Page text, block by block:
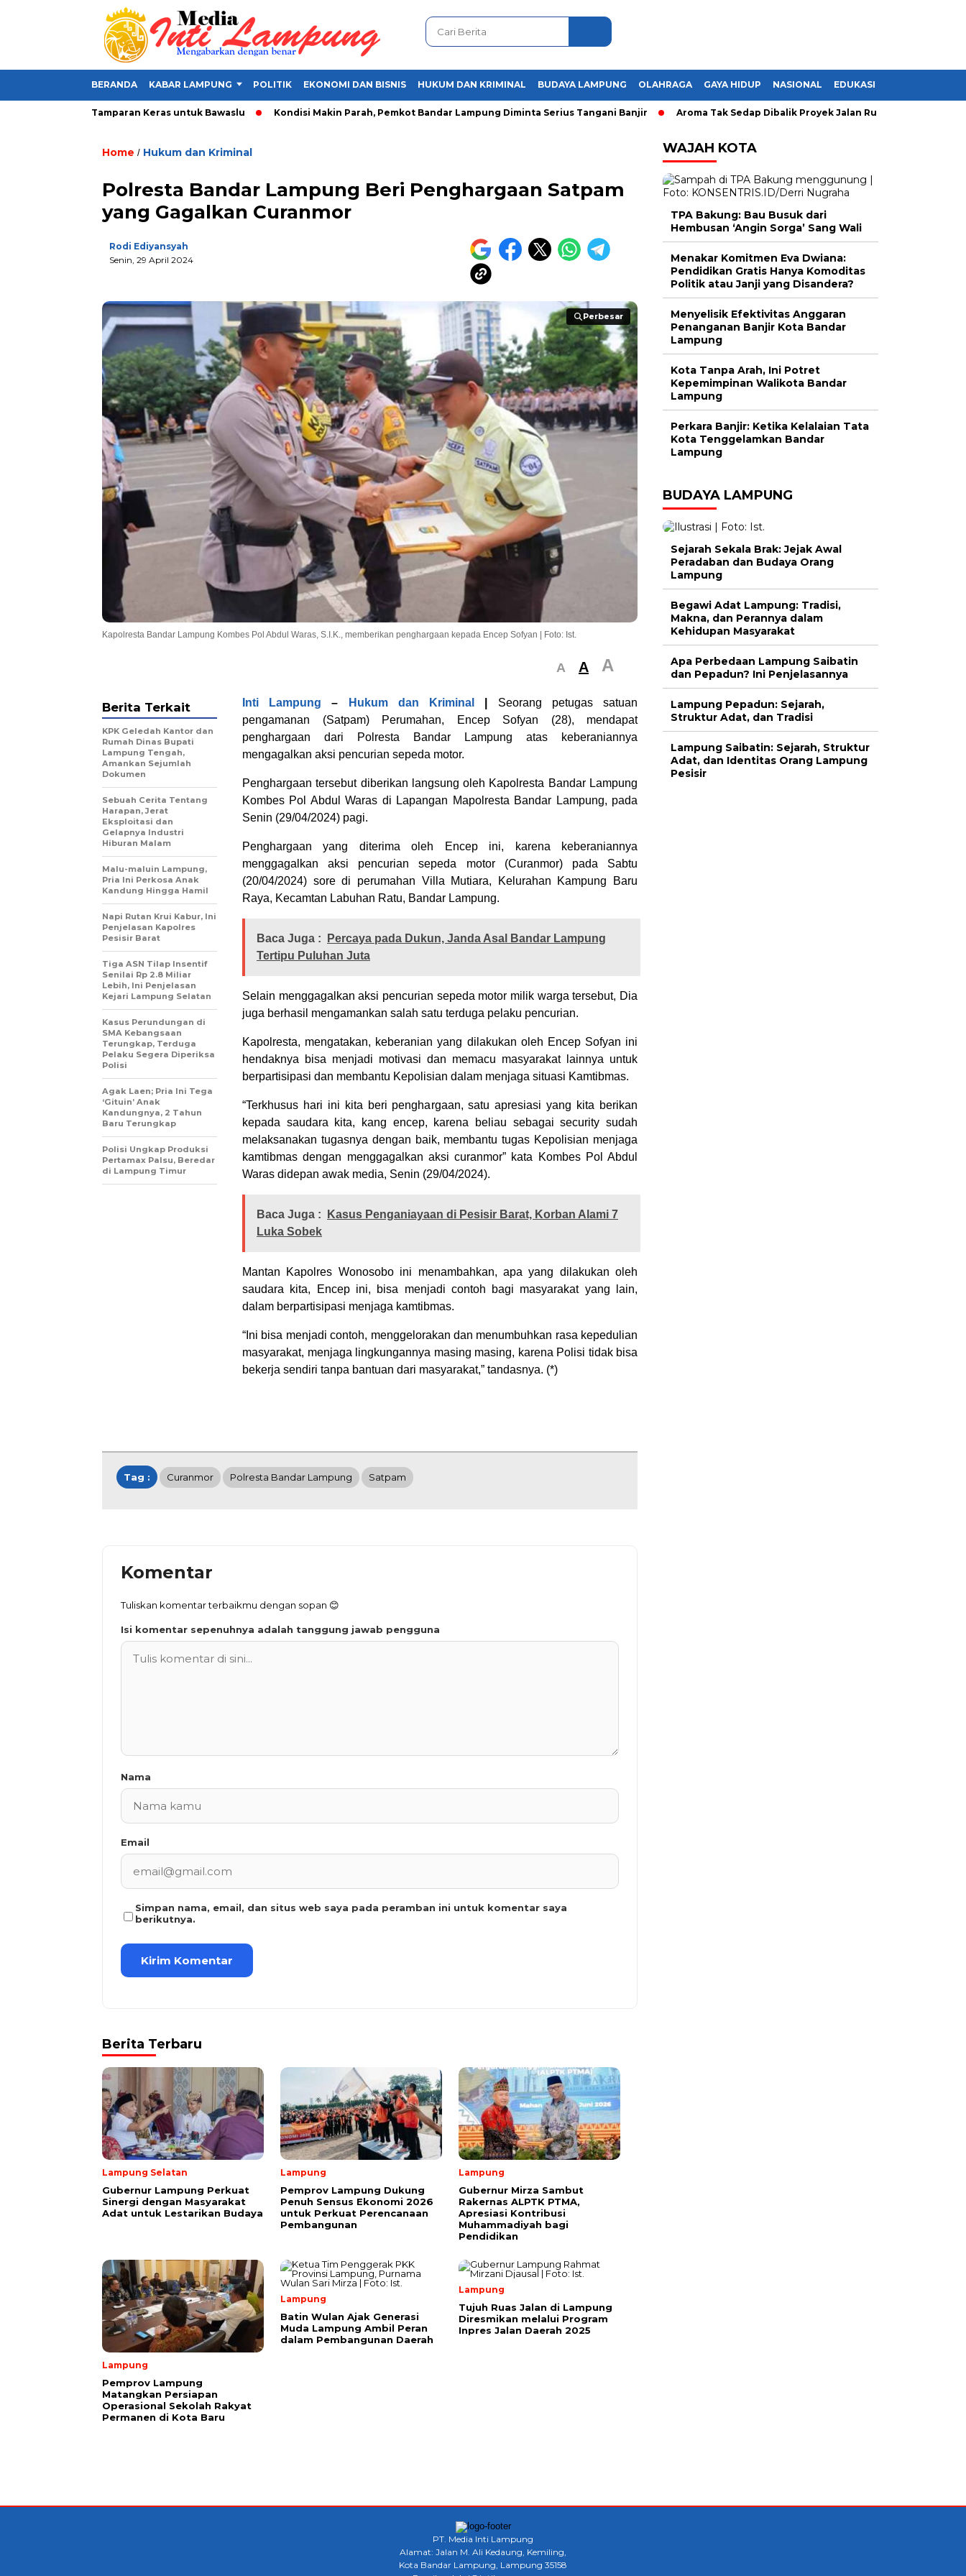
BERANDA KABAR LAMPUNG POLITIK EKONOMI DAN BISNIS HUKUM DAN KRIMINAL BUDAYA LAMPUNG OLAHRAGA GAYA HIDUP NASIONAL EDUKASI
Politik, Tamparan Keras untuk Bawaslu Kondisi Makin Parah, Pemkot Bandar Lampung Diminta Serius Tangani Banjir Aroma Tak Sedap Dibalik Proyek Jalan Rusak di Lampung,
Home / Hukum dan Kriminal
Polresta Bandar Lampung Beri Penghargaan Satpam
yang Gagalkan Curanmor
Rodi Ediyansyah
Senin, 29 April 2024
Perbesar
Perbesar
Kapolresta Bandar Lampung Kombes Pol Abdul Waras, S.I.K., memberikan penghargaan kepada Encep Sofyan | Foto: Ist.
A A A
Inti Lampung – Hukum dan Kriminal
Seorang petugas satuan
pengamanan (Satpam) Perumahan, Encep Sofyan (28), mendapat
penghargaan dari Polresta Bandar Lampung atas keberaniannya
mengagalkan aksi pencurian sepeda motor.
Penghargaan tersebut diberikan langsung oleh Kapolresta Bandar Lampung
Kombes Pol Abdul Waras di Lapangan Mapolresta Bandar Lampung, pada
Senin (29/04/2024) pagi.
Penghargaan yang diterima oleh Encep ini, karena keberaniannya
menggagalkan aksi pencurian sepeda motor (Curanmor) pada Sabtu
(20/04/2024) sore di perumahan Villa Mutiara, Kelurahan Kampung Baru
Raya, Kecamtan Labuhan Ratu, Bandar Lampung.
Baca Juga :
Percaya pada Dukun, Janda Asal Bandar Lampung
Tertipu Puluhan Juta
Selain menggagalkan aksi pencurian sepeda motor milik warga tersebut, Dia
juga berhasil mengamankan salah satu terduga pelaku pencurian.
Kapolresta, mengatakan, keberanian yang dilakukan oleh Encep Sofyan ini
hendaknya bisa menjadi motivasi dan memacu masyarakat lainnya untuk
berpartisipasi dan membantu Kepolisian dalam menjaga situasi Kamtibmas.
“Terkhusus hari ini kita beri penghargaan, satu apresiasi yang kita berikan
kepada saudara kita, kang encep, karena beliau sebagai security sudah
melaksanakan tugasnya dengan baik, membantu tugas Kepolisian menjaga
kamtibmas dengan menggagalkan aksi curanmor” kata Kombes Pol Abdul
Waras didepan awak media, Senin (29/04/2024).
Baca Juga :
Kasus Penganiayaan di Pesisir Barat, Korban Alami 7
Luka Sobek
Mantan Kapolres Wonosobo ini menambahkan, apa yang dilakukan oleh
saudara kita, Encep ini, bisa menjadi contoh bagi masyarakat yang lain,
dalam berpartisipasi menjaga kamtibmas.
“Ini bisa menjadi contoh, menggelorakan dan menumbuhkan rasa kepedulian
masyarakat, menjaga lingkungannya masing masing, karena Polisi tidak bisa
bekerja sendiri tanpa bantuan dari masyarakat,” tandasnya. (*)
Berita Terkait
KPK Geledah Kantor dan
Rumah Dinas Bupati
Lampung Tengah,
Amankan Sejumlah
Dokumen
Sebuah Cerita Tentang
Harapan, Jerat
Eksploitasi dan
Gelapnya Industri
Hiburan Malam
Malu-maluin Lampung,
Pria Ini Perkosa Anak
Kandung Hingga Hamil
Napi Rutan Krui Kabur, Ini
Penjelasan Kapolres
Pesisir Barat
Tiga ASN Tilap Insentif
Senilai Rp 2.8 Miliar
Lebih, Ini Penjelasan
Kejari Lampung Selatan
Kasus Perundungan di
SMA Kebangsaan
Terungkap, Terduga
Pelaku Segera Diperiksa
Polisi
Agak Laen; Pria Ini Tega
‘Gituin’ Anak
Kandungnya, 2 Tahun
Baru Terungkap
Polisi Ungkap Produksi
Pertamax Palsu, Beredar
di Lampung Timur
Tag : Curanmor Polresta Bandar Lampung Satpam
Komentar
Tuliskan komentar terbaikmu dengan sopan 😊
Isi komentar sepenuhnya adalah tanggung jawab pengguna
Nama
Email
Simpan nama, email, dan situs web saya pada peramban ini untuk komentar saya
berikutnya.
Berita Terbaru
Lampung Selatan
Gubernur Lampung Perkuat
Sinergi dengan Masyarakat
Adat untuk Lestarikan Budaya
Lampung
Pemprov Lampung Dukung
Penuh Sensus Ekonomi 2026
untuk Perkuat Perencanaan
Pembangunan
Lampung
Gubernur Mirza Sambut
Rakernas ALPTK PTMA,
Apresiasi Kontribusi
Muhammadiyah bagi
Pendidikan
Lampung
Pemprov Lampung
Matangkan Persiapan
Operasional Sekolah Rakyat
Permanen di Kota Baru
Lampung
Batin Wulan Ajak Generasi
Muda Lampung Ambil Peran
dalam Pembangunan Daerah
Lampung
Tujuh Ruas Jalan di Lampung
Diresmikan melalui Program
Inpres Jalan Daerah 2025
WAJAH KOTA
TPA Bakung: Bau Busuk dari
Hembusan ‘Angin Sorga’ Sang Wali
Menakar Komitmen Eva Dwiana:
Pendidikan Gratis Hanya Komoditas
Politik atau Janji yang Disandera?
Menyelisik Efektivitas Anggaran
Penanganan Banjir Kota Bandar
Lampung
Kota Tanpa Arah, Ini Potret
Kepemimpinan Walikota Bandar
Lampung
Perkara Banjir: Ketika Kelalaian Tata
Kota Tenggelamkan Bandar
Lampung
BUDAYA LAMPUNG
Sejarah Sekala Brak: Jejak Awal
Peradaban dan Budaya Orang
Lampung
Begawi Adat Lampung: Tradisi,
Makna, dan Perannya dalam
Kehidupan Masyarakat
Apa Perbedaan Lampung Saibatin
dan Pepadun? Ini Penjelasannya
Lampung Pepadun: Sejarah,
Struktur Adat, dan Tradisi
Lampung Saibatin: Sejarah, Struktur
Adat, dan Identitas Orang Lampung
Pesisir
PT. Media Inti Lampung
Alamat: Jalan M. Ali Kedaung, Kemiling,
Kota Bandar Lampung, Lampung 35158